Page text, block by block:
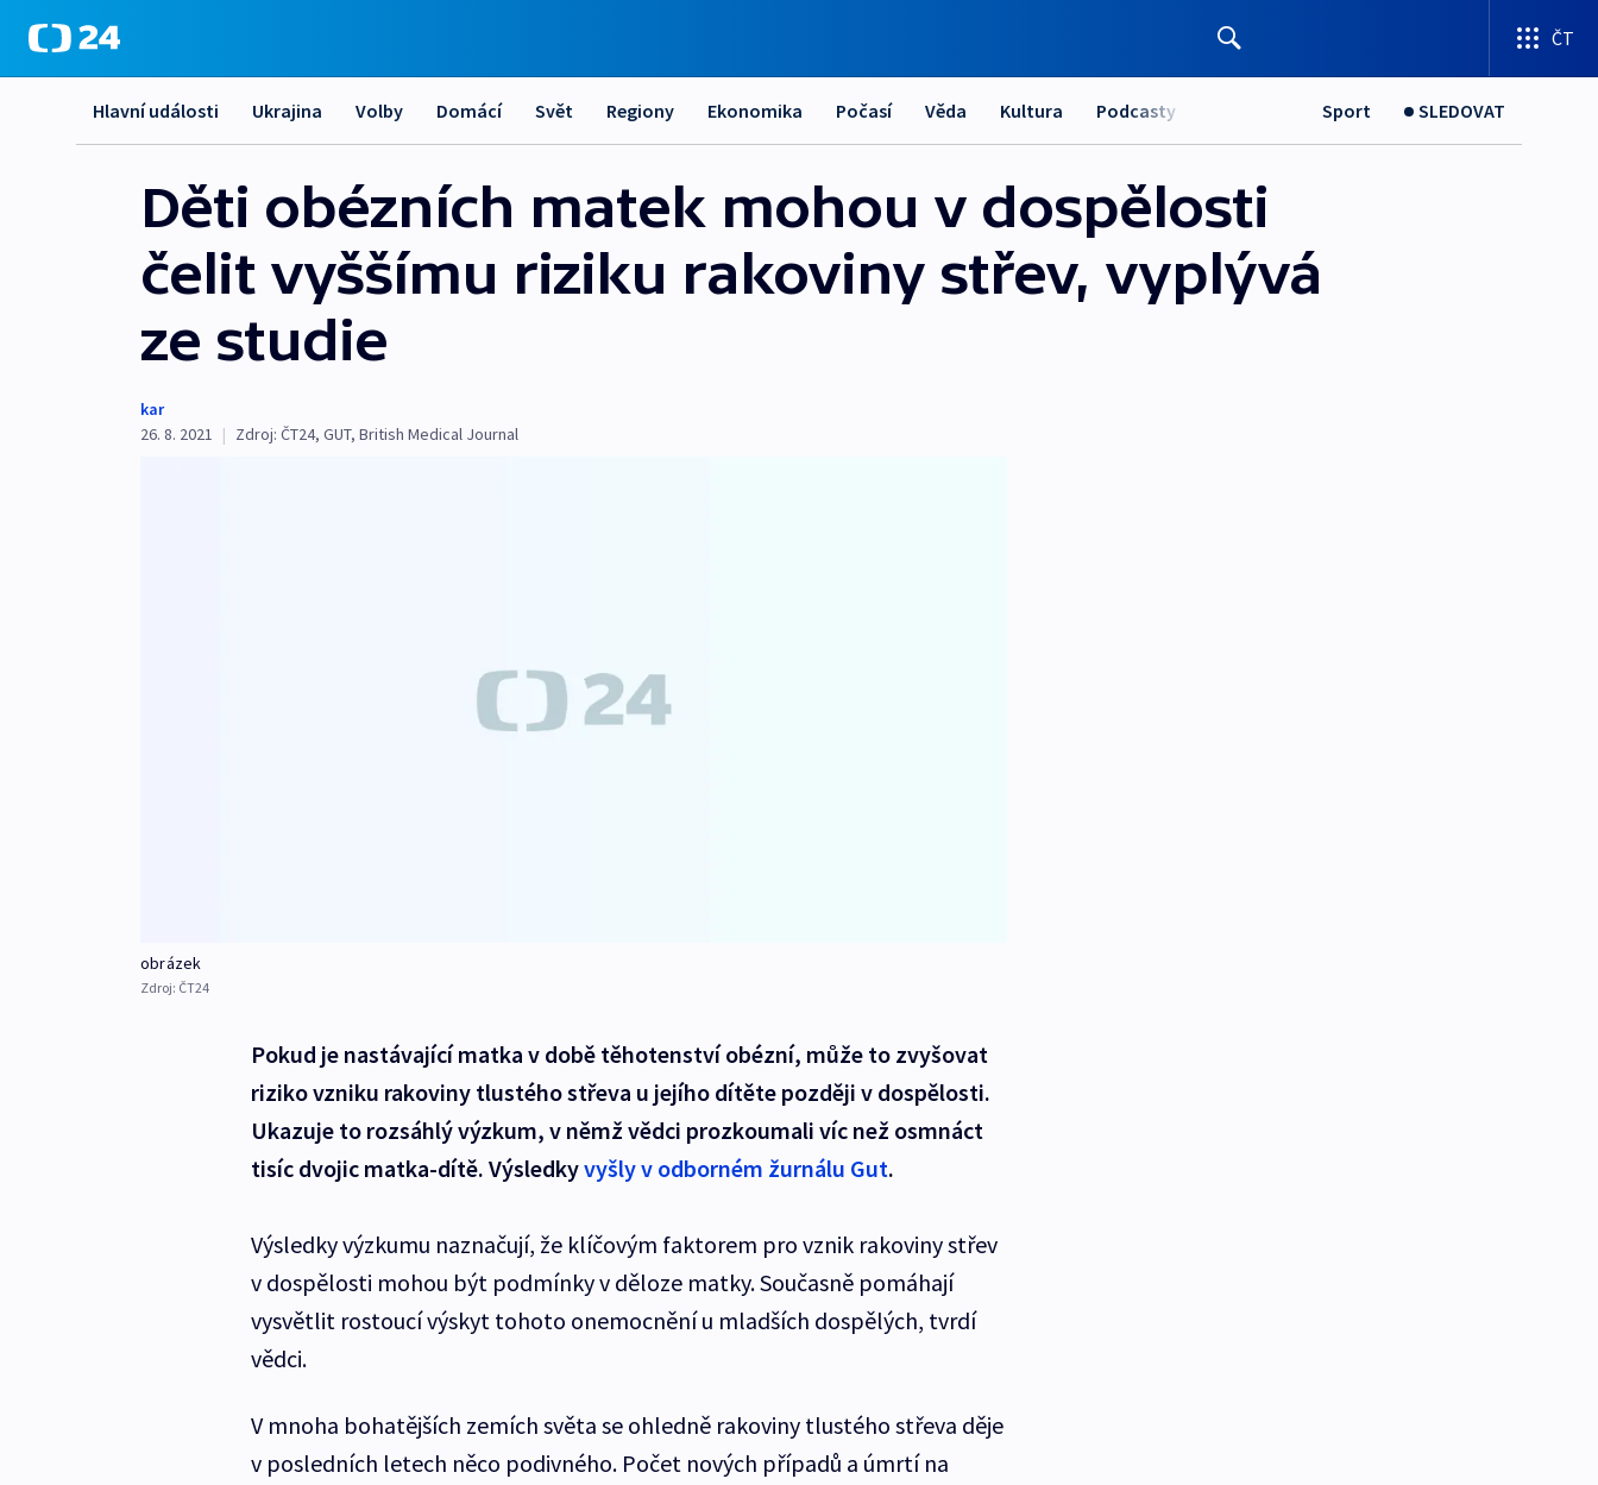
ČT
Hlavní události Ukrajina Volby Domácí Svět Regiony Ekonomika Počasí Věda Kultura Podcasty Sport SLEDOVAT
Děti obézních matek mohou v dospělosti
čelit vyššímu riziku rakoviny střev, vyplývá
ze studie
kar
26. 8. 2021 | Zdroj: ČT24, GUT, British Medical Journal
obrázek
Zdroj: ČT24
Pokud je nastávající matka v době těhotenství obézní, může to zvyšovat
riziko vzniku rakoviny tlustého střeva u jejího dítěte později v dospělosti.
Ukazuje to rozsáhlý výzkum, v němž vědci prozkoumali víc než osmnáct
tisíc dvojic matka-dítě. Výsledkyvyšly v odborném žurnálu Gut.
Výsledky výzkumu naznačují, že klíčovým faktorem pro vznik rakoviny střev
v dospělosti mohou být podmínky v děloze matky. Současně pomáhají
vysvětlit rostoucí výskyt tohoto onemocnění u mladších dospělých, tvrdí
vědci.
V mnoha bohatějších zemích světa se ohledně rakoviny tlustého střeva děje
v posledních letech něco podivného. Počet nových případů a úmrtí na